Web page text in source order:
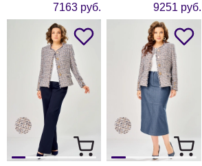
7163 руб.
9251 руб.